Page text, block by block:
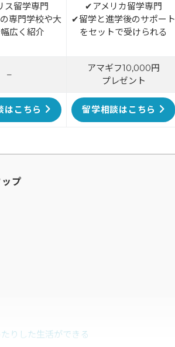
ス留学専門
専門学校や大
広く紹介
✔アメリカ留学専門
✔留学と進学後のサポート
をセットで受けられる
–
アマギフ10,000円
プレゼント
はこちら 留学相談はこちら
プ
りした生活ができる